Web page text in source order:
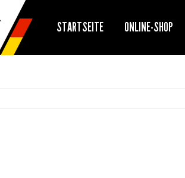
STARTSEITE ONLINE-SHOP